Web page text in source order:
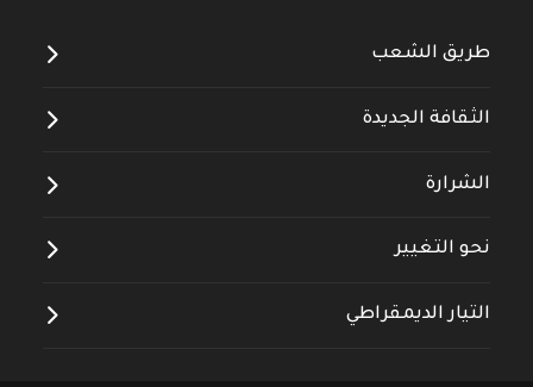
طريق الشعب
الثقافة الجديدة
الشرارة
نحو التغيير
التيار الديمقراطي